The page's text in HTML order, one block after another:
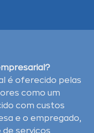
é oferecido pelas
como um
com custos
e o empregado,
de serviços